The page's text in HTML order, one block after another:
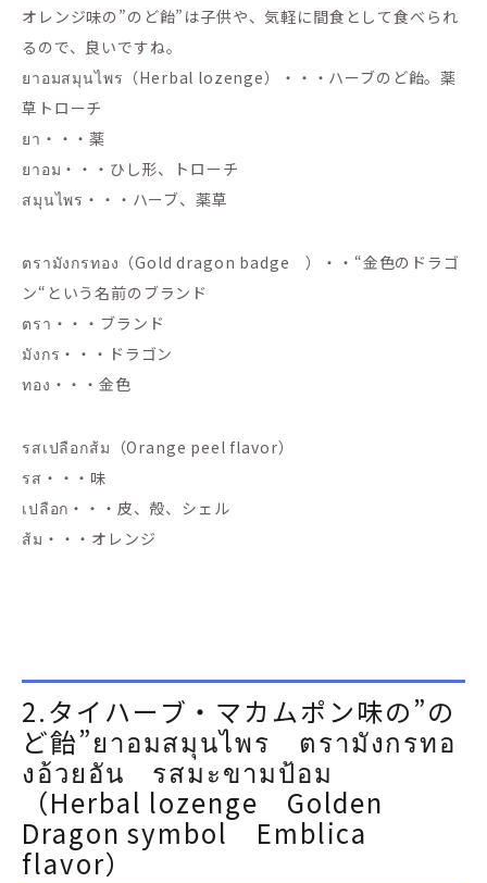
オレンジ味の”のど飴”は子供や、気軽に間食として食べられ
るので、良いですね。
ยาอมสมุนไพร（Herbal lozenge）・・・ハーブのど飴。薬
草トローチ
ยา・・・薬
ยาอม・・・ひし形、トローチ
สมุนไพร・・・ハーブ、薬草
ตรามังกรทอง（Gold dragon badge ）・・“金色のドラゴ
ン“という名前のブランド
ตรา・・・ブランド
มังกร・・・ドラゴン
ทอง・・・金色
รสเปลือกส้ม（Orange peel flavor）
รส・・・味
เปลือก・・・皮、殻、シェル
ส้ม・・・オレンジ
2.タイハーブ・マカムポン味の”の
ど飴”ยาอมสมุนไพร ตรามังกรทอ
งอ้วยอัน รสมะขามป้อม
（Herbal lozenge Golden
Dragon symbol Emblica
flavor）